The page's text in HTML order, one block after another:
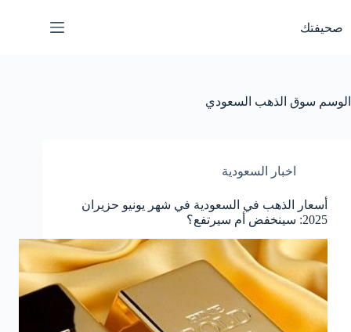
المحتوى
صحيفتك
الوسم سوق الذهب السعودي
اخبار السعودية
أسعار الذهب في السعودية في شهر يونيو حزيران
2025: سينخفض أم سيرتفع؟